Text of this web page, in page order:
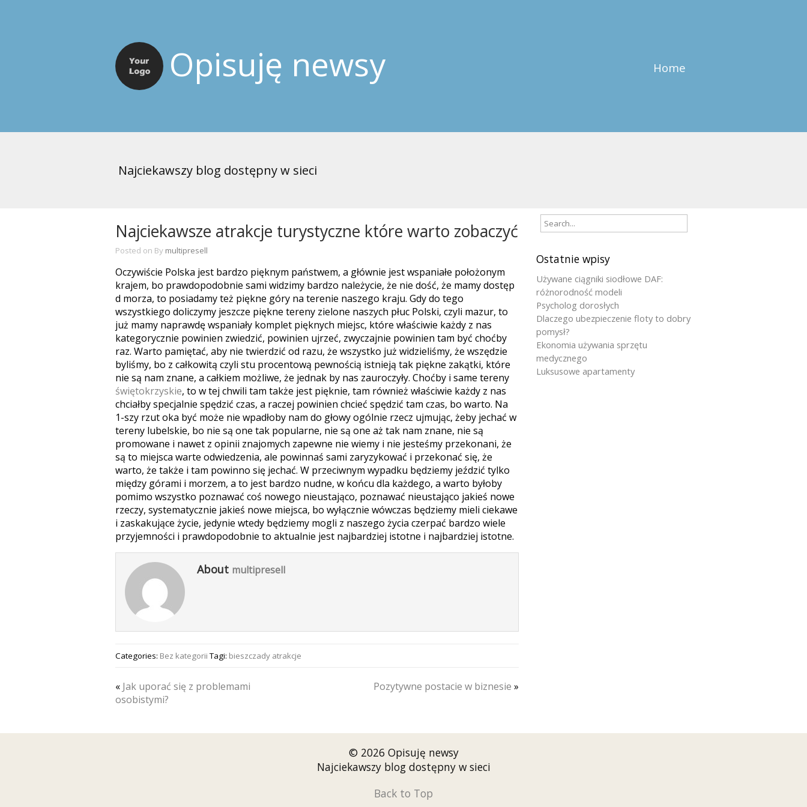
Opisuję newsy Home
Najciekawszy blog dostępny w sieci
Najciekawsze atrakcje turystyczne które warto zobaczyć
Posted on By multipresell
Oczywiście Polska jest bardzo pięknym państwem, a głównie jest wspaniałe położonym
krajem, bo prawdopodobnie sami widzimy bardzo należycie, że nie dość, że mamy dostęp
d morza, to posiadamy też piękne góry na terenie naszego kraju. Gdy do tego
wszystkiego doliczymy jeszcze piękne tereny zielone naszych płuc Polski, czyli mazur, to
już mamy naprawdę wspaniały komplet pięknych miejsc, które właściwie każdy z nas
kategorycznie powinien zwiedzić, powinien ujrzeć, zwyczajnie powinien tam być choćby
raz. Warto pamiętać, aby nie twierdzić od razu, że wszystko już widzieliśmy, że wszędzie
byliśmy, bo z całkowitą czyli stu procentową pewnością istnieją tak piękne zakątki, które
nie są nam znane, a całkiem możliwe, że jednak by nas zauroczyły. Choćby i same tereny
świętokrzyskie, to w tej chwili tam także jest pięknie, tam również właściwie każdy z nas
chciałby specjalnie spędzić czas, a raczej powinien chcieć spędzić tam czas, bo warto. Na
1-szy rzut oka być może nie wpadłoby nam do głowy ogólnie rzecz ujmując, żeby jechać w
tereny lubelskie, bo nie są one tak popularne, nie są one aż tak nam znane, nie są
promowane i nawet z opinii znajomych zapewne nie wiemy i nie jesteśmy przekonani, że
są to miejsca warte odwiedzenia, ale powinnaś sami zaryzykować i przekonać się, że
warto, że także i tam powinno się jechać. W przeciwnym wypadku będziemy jeździć tylko
między górami i morzem, a to jest bardzo nudne, w końcu dla każdego, a warto byłoby
pomimo wszystko poznawać coś nowego nieustająco, poznawać nieustająco jakieś nowe
rzeczy, systematycznie jakieś nowe miejsca, bo wyłącznie wówczas będziemy mieli ciekawe
i zaskakujące życie, jedynie wtedy będziemy mogli z naszego życia czerpać bardzo wiele
przyjemności i prawdopodobnie to aktualnie jest najbardziej istotne i najbardziej istotne.
About multipresell
Categories: Bez kategoriiTagi: bieszczady atrakcje
« Jak uporać się z problemami
osobistymi?
Pozytywne postacie w biznesie »
Ostatnie wpisy
Używane ciągniki siodłowe DAF:
różnorodność modeli
Psycholog dorosłych
Dlaczego ubezpieczenie floty to dobry
pomysł?
Ekonomia używania sprzętu
medycznego
Luksusowe apartamenty
© 2026 Opisuję newsy
Najciekawszy blog dostępny w sieci
Back to Top